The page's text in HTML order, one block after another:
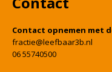
Contact opnemen met
fractie@leefbaar3b.nl
06 55740500